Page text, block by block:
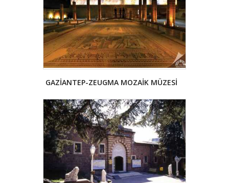
GAZİANTEP-ZEUGMA MOZAİK MÜZESİ